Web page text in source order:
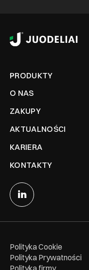
PRODUKTY
O NAS
ZAKUPY
AKTUALNOŚCI
KARIERA
KONTAKTY
Polityka Cookie
Polityka Prywatności